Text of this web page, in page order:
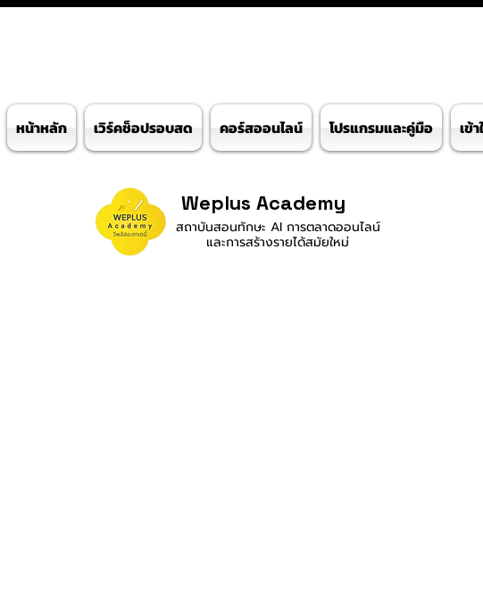
Weplus Academy
สถาบันสอนทักษะ AI การตลาดออนไลน์
และการสร้างรายได้สมัยใหม่
หน้าหลัก เวิร์คช็อปรอบสด คอร์สออนไลน์ โปรแกรมและคู่มือ เข้